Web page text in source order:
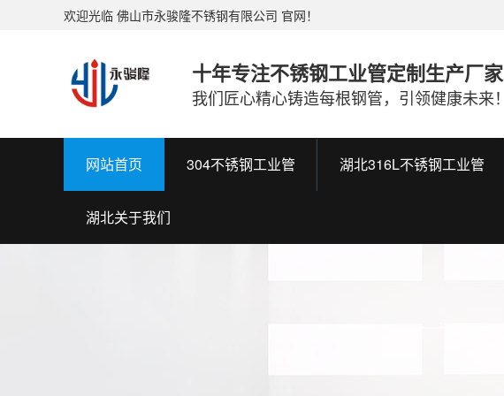
欢迎光临 佛山市永骏隆不锈钢有限公司 官网！
十年专注不锈钢工业管定制生产厂家
我们匠心精心铸造每根钢管，引领健康未来！
网站首页 304不锈钢工业管 湖北316L不锈钢工业管
湖北关于我们